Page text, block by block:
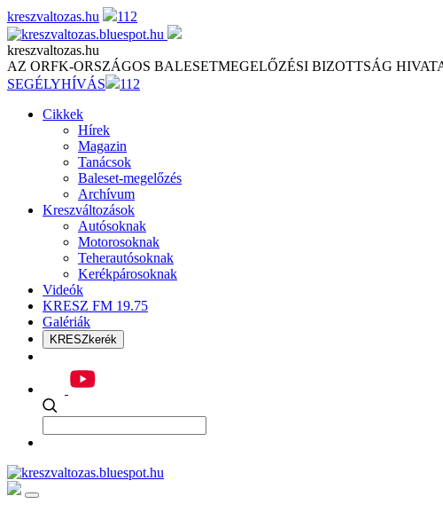
Skip
to
content
kreszvaltozas.hu 112
kreszvaltozas.hu
AZ ORFK-ORSZÁGOS BALESETMEGELŐZÉSI BIZOTTSÁG
SEGÉLYHÍVÁS
112
Cikkek
Hírek
Magazin
Tanácsok
Baleset-megelőzés
Archívum
Kreszváltozások
Autósoknak
Motorosoknak
Teherautósoknak
Kerékpárosoknak
Videók
KRESZ FM 19.75
Galériák
KRESZkerék